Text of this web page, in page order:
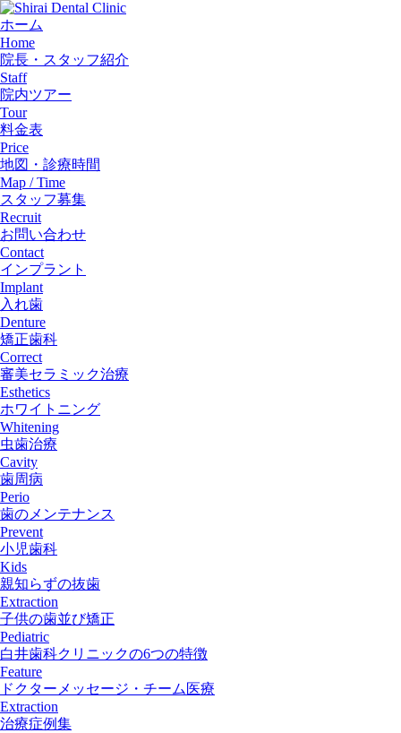
ホーム
Home
院長・スタッフ紹介
Staff
院内ツアー
Tour
料金表
Price
地図・診療時間
Map / Time
スタッフ募集
Recruit
お問い合わせ
Contact
インプラント
Implant
入れ歯
Denture
矯正歯科
Correct
審美セラミック治療
Esthetics
ホワイトニング
Whitening
虫歯治療
Cavity
歯周病
Perio
歯のメンテナンス
Prevent
小児歯科
Kids
親知らずの抜歯
Extraction
子供の歯並び矯正
Pediatric
白井歯科クリニックの6つの特徴
Feature
ドクターメッセージ・チーム医療
Extraction
治療症例集